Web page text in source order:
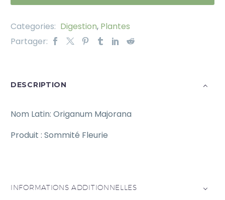
Categories: Digestion, Plantes
Partager:
DESCRIPTION
Nom Latin: Origanum Majorana
Produit : Sommité Fleurie
INFORMATIONS ADDITIONNELLES